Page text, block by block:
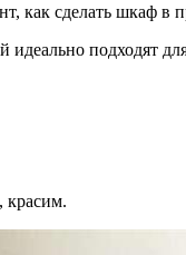
как сделать шкаф в
подходят
красим.